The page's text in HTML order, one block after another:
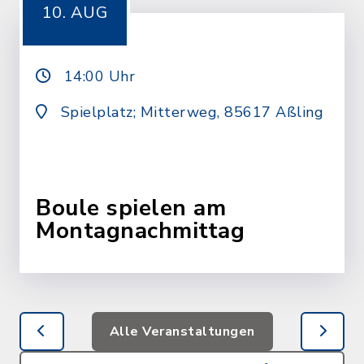
10. AUG
14:00 Uhr
Spielplatz; Mitterweg, 85617 Aßling
Boule spielen am
Montagnachmittag
Alle Veranstaltungen